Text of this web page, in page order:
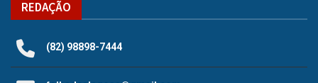
REDAÇÃO
(82) 98898-7444